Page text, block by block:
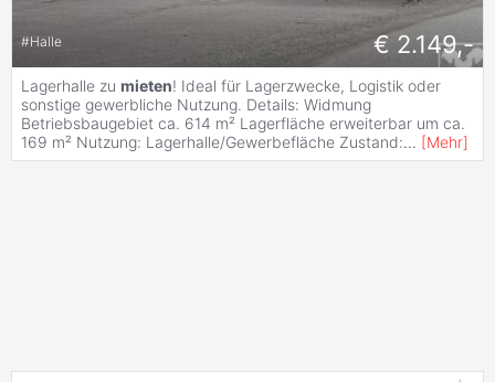
#Halle € 2.149,-
Lagerhalle zu mieten! Ideal für Lagerzwecke, Logistik oder
sonstige gewerbliche Nutzung. Details: Widmung
Betriebsbaugebiet ca. 614 m² Lagerfläche erweiterbar um ca.
169 m² Nutzung: Lagerhalle/Gewerbefläche Zustand:... [Mehr]